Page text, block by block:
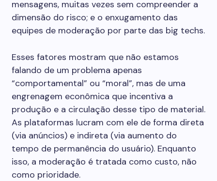
mensagens, muitas vezes sem compreender a
dimensão do risco; e o enxugamento das
equipes de moderação por parte das big techs.
Esses fatores mostram que não estamos
falando de um problema apenas
“comportamental” ou “moral”, mas de uma
engrenagem econômica que incentiva a
produção e a circulação desse tipo de material.
As plataformas lucram com ele de forma direta
(via anúncios) e indireta (via aumento do
tempo de permanência do usuário). Enquanto
isso, a moderação é tratada como custo, não
como prioridade.